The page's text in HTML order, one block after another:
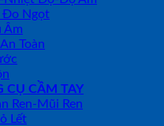
Đo Ngọt
Âm
Toàn
CỤ CẦM TAY
Ren-Mũi Ren
Lết